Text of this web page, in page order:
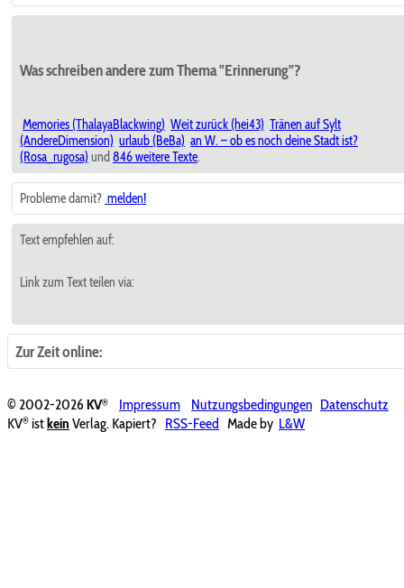
Was schreiben andere zum Thema "Erinnerung"?
Memories (ThalayaBlackwing) Weit zurück (hei43) Tränen auf Sylt
(AndereDimension) urlaub (BeBa) an W. – ob es noch deine Stadt ist?
(Rosa_rugosa) und 846 weitere Texte.
Probleme damit? melden!
Text empfehlen auf:
Link zum Text teilen via:
Zur Zeit online:
© 2002-2026KV® Impressum Nutzungsbedingungen Datenschutz
KV® ist kein Verlag. Kapiert? RSS-Feed Made by L&W